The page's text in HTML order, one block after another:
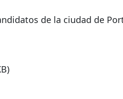
de la ciudad de